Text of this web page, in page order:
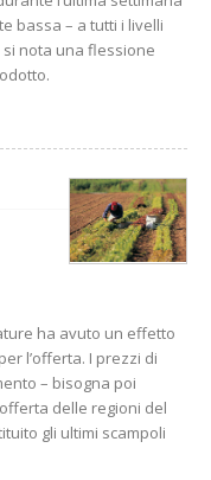
bassa – a tutti i livelli
nota una flessione
ha avuto un effetto
l’offerta. I prezzi di
– bisogna poi
delle regioni del
gli ultimi scampoli